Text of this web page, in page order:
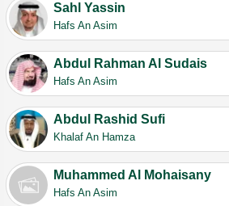
Sahl Yassin
Hafs An Asim
Abdul Rahman Al Sudais
Hafs An Asim
Abdul Rashid Sufi
Khalaf An Hamza
Muhammed Al Mohaisany
Hafs An Asim